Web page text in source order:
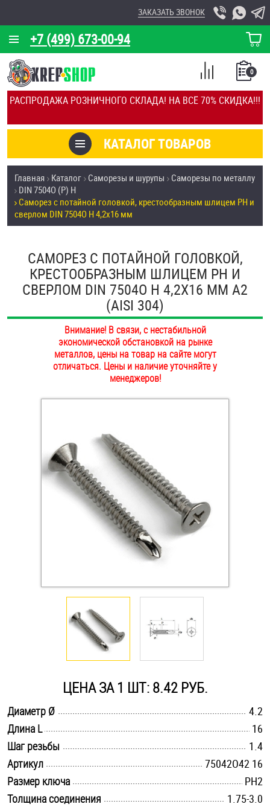
РАСПРОДАЖА РОЗНИЧНОГО СКЛАДА! НА ВСЁ 70% СКИДКА!!!
+7 (499) 673-00-94
ЗАКАЗАТЬ ЗВОНОК
КОРЗИНА
О КОМПАНИИ
КАЛЬКУЛЯТОР
ОТЗЫВЫ
УСЛУГИ
СКИДКИ
ПОКУПАТЕЛЯМ
ОПЛАТА И ДОСТАВКА
КАТАЛОГ ТОВАРОВ
0
СПИСОК
СРАВНЕНИЕ
Товары со скидкой
Анкеры
Антивандальный крепёж, инструмент
Болты и винты
Втулки
Гайки
Дюбели
Дюймовый крепёж
Инструмент
Крюки, кольца с метрической резьбой
Крюки, кольца с шурупной резьбой
Саморезы и шурупы
Такелаж
Хомуты
Шайбы
Шпильки
Главная Каталог Саморезы и шурупы
Саморезы по металлу
DIN 7504О (Р) H
Саморез с потайной головкой, крестообразным шлицем PH и
сверлом DIN 7504O H 4,2х16 мм
САМОРЕЗ С ПОТАЙНОЙ ГОЛОВКОЙ,
КРЕСТООБРАЗНЫМ ШЛИЦЕМ PH И
СВЕРЛОМ DIN 7504O H 4,2Х16 ММ А2
(AISI 304)
Внимание! В связи, с нестабильной
экономической обстановкой на рынке
металлов, цены на товар на сайте могут
отличаться. Цены и наличие уточняйте у
менеджеров!
ЦЕНА ЗА 1 ШТ: 8.42 РУБ.
Диаметр Ø
4.2
Длина L
16
Шаг резьбы
1.4
Артикул
75042O42 16
Размер ключа
PH2
Толщина соединения
1.75-3.0